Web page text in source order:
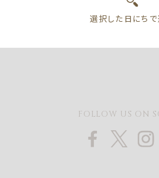
FOLLOW US ON